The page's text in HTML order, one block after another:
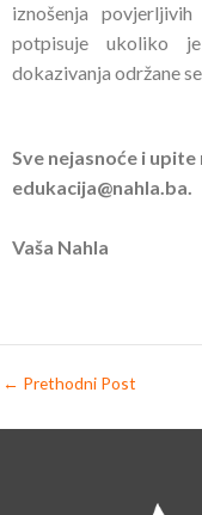
iznošenja
potpisuje ukoliko
dokazivanja održane
Sve nejasnoće i
edukacija@nahla.ba.
Vaša Nahla
← Prethodni Post